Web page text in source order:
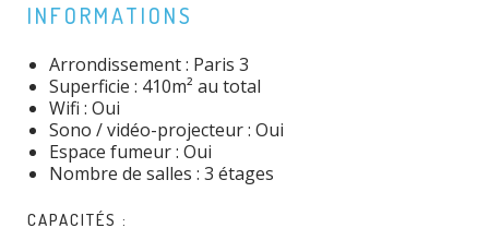
INFORMATIONS
Arrondissement : Paris 3
Superficie : 410m² au total
Wifi : Oui
Sono / vidéo-projecteur : Oui
Espace fumeur : Oui
Nombre de salles : 3 étages
CAPACITÉS :